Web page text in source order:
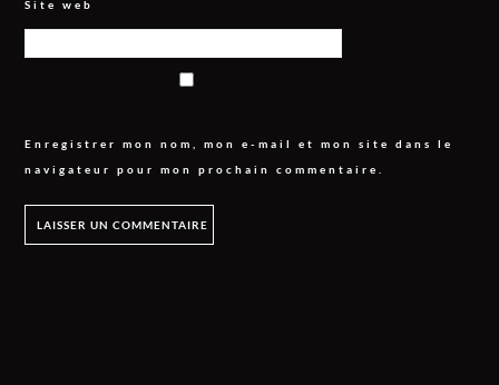
Site web
Enregistrer mon nom, mon e-mail et mon site dans le
navigateur pour mon prochain commentaire.